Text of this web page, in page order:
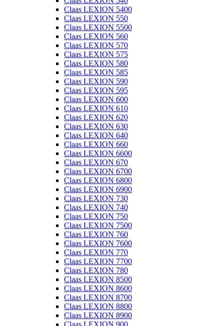
Claas LEXION 5400
Claas LEXION 550
Claas LEXION 5500
Claas LEXION 560
Claas LEXION 570
Claas LEXION 575
Claas LEXION 580
Claas LEXION 585
Claas LEXION 590
Claas LEXION 595
Claas LEXION 600
Claas LEXION 610
Claas LEXION 620
Claas LEXION 630
Claas LEXION 640
Claas LEXION 660
Claas LEXION 6600
Claas LEXION 670
Claas LEXION 6700
Claas LEXION 6800
Claas LEXION 6900
Claas LEXION 730
Claas LEXION 740
Claas LEXION 750
Claas LEXION 7500
Claas LEXION 760
Claas LEXION 7600
Claas LEXION 770
Claas LEXION 7700
Claas LEXION 780
Claas LEXION 8500
Claas LEXION 8600
Claas LEXION 8700
Claas LEXION 8800
Claas LEXION 8900
Claas LEXION 900